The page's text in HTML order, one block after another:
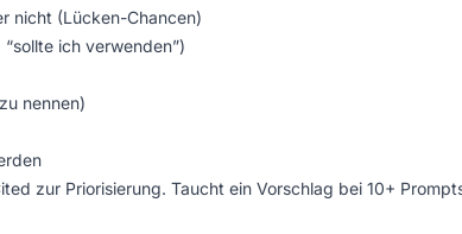
nicht (Lücken-Chancen)
ich verwenden”)
nennen)
zur Priorisierung. Taucht ein Vorschlag bei 10+